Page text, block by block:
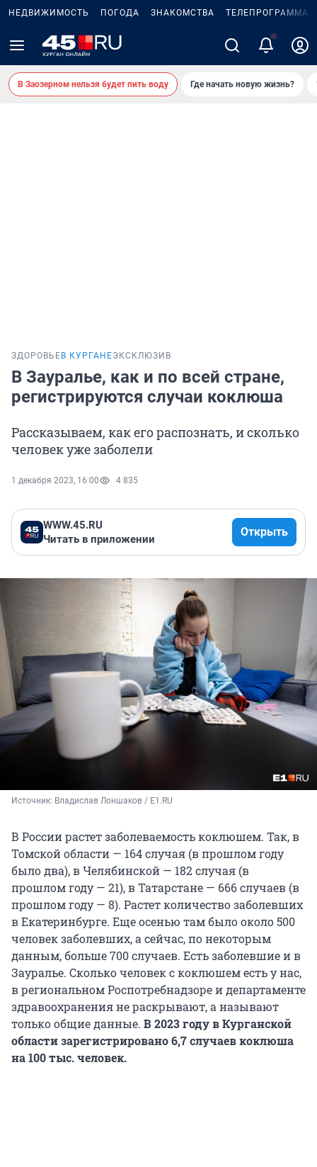
НЕДВИЖИМОСТЬ ПОГОДА ЗНАКОМСТВА ТЕЛЕПРОГРАММА
2
В Заозерном нельзя будет пить воду Где начать новую жизнь?
ЗДОРОВЬЕ В КУРГАНЕЭКСКЛЮЗИВ
В Зауралье, как и по всей стране,
регистрируются случаи коклюша
Рассказываем, как его распознать, и сколько
человек уже заболели
1 декабря 2023, 16:00 4 835
WWW.45.RU
Читать в приложении
Открыть
Источник: Владислав Лоншаков / E1.RU
В России растет заболеваемость коклюшем. Так, в
Томской области — 164 случая (в прошлом году
было два), в Челябинской — 182 случая (в
прошлом году — 21), в Татарстане — 666 случаев (в
прошлом году — 8). Растет количество заболевших
в Екатеринбурге. Еще осенью там было около 500
человек заболевших, а сейчас, по некоторым
данным, больше 700 случаев. Есть заболевшие и в
Зауралье. Сколько человек с коклюшем есть у нас,
в региональном Роспотребнадзоре и департаменте
здравоохранения не раскрывают, а называют
только общие данные. В 2023 году в Курганской
области зарегистрировано 6,7 случаев коклюша
на 100 тыс. человек.